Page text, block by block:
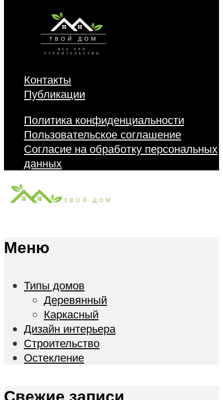
Контакты
Публикации
Политика конфиденциальности
Пользовательское соглашение
Согласие на обработку персональных
данных
Меню
Типы домов
Деревянный
Каркасный
Дизайн интерьера
Строительство
Остекление
Свежие записи